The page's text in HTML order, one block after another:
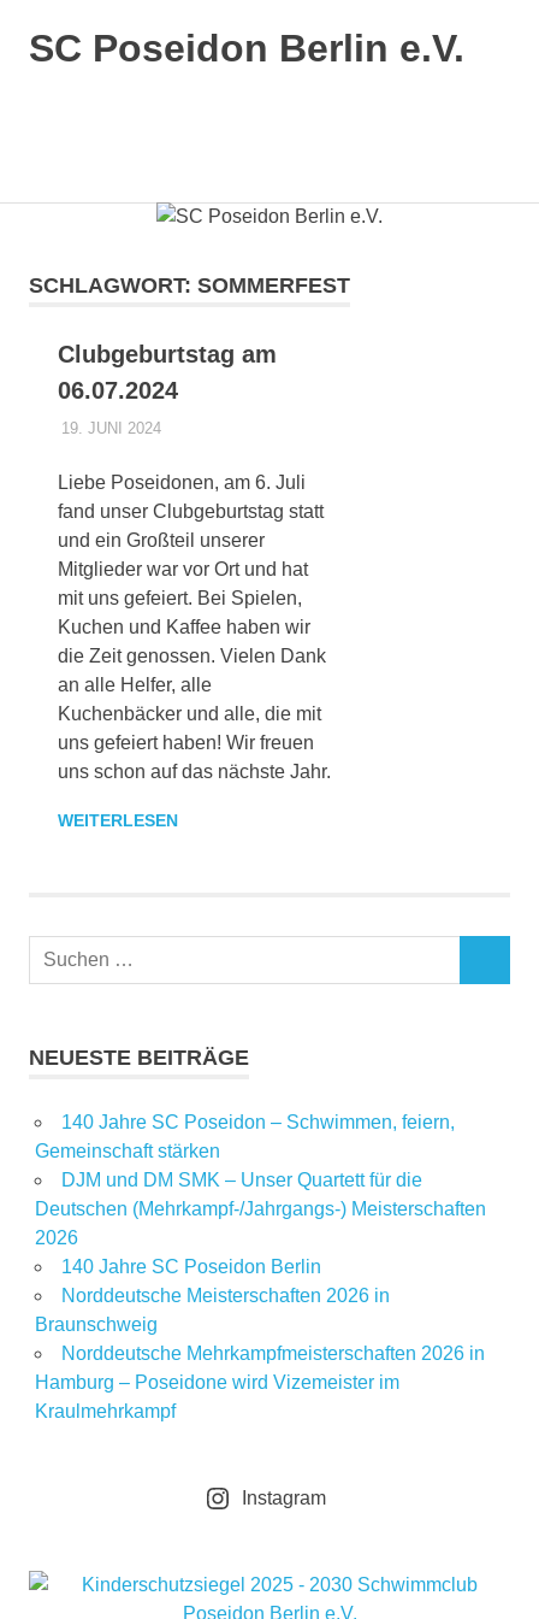
SC Poseidon Berlin e.V.
SCHLAGWORT: SOMMERFEST
Clubgeburtstag am
06.07.2024
19. JUNI 2024POSEIDONADMIN
CLUBGEBURTSTAG
Liebe Poseidonen, am 6. Juli
fand unser Clubgeburtstag statt
und ein Großteil unserer
Mitglieder war vor Ort und hat
mit uns gefeiert. Bei Spielen,
Kuchen und Kaffee haben wir
die Zeit genossen. Vielen Dank
an alle Helfer, alle
Kuchenbäcker und alle, die mit
uns gefeiert haben! Wir freuen
uns schon auf das nächste Jahr.
WEITERLESEN
NEUESTE BEITRÄGE
140 Jahre SC Poseidon – Schwimmen, feiern,
Gemeinschaft stärken
DJM und DM SMK – Unser Quartett für die
Deutschen (Mehrkampf-/Jahrgangs-) Meisterschaften
2026
140 Jahre SC Poseidon Berlin
Norddeutsche Meisterschaften 2026 in
Braunschweig
Norddeutsche Mehrkampfmeisterschaften 2026 in
Hamburg – Poseidone wird Vizemeister im
Kraulmehrkampf
Instagram